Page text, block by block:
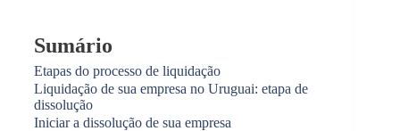
Sumário
Etapas do processo de liquidação
Liquidação de sua empresa no Uruguai: etapa de
dissolução
Iniciar a dissolução de sua empresa